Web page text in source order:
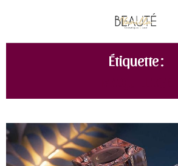
Étiquette :